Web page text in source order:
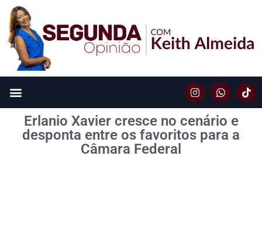
Erlanio Xavier cresce no cenário e
desponta entre os favoritos para a
Câmara Federal